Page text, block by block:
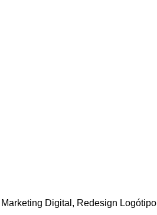
Digital, Redesign Logótipo